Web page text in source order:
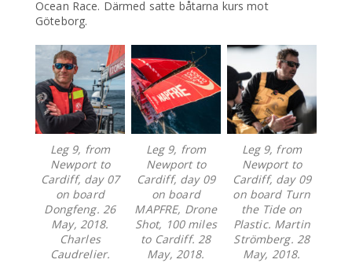
Ocean Race. Därmed satte båtarna kurs mot
Göteborg.
Leg 9, from
Newport to
Cardiff, day 07
on board
Dongfeng. 26
May, 2018.
Charles
Caudrelier.
Leg 9, from
Newport to
Cardiff, day 09
on board
MAPFRE, Drone
Shot, 100 miles
to Cardiff. 28
May, 2018.
Leg 9, from
Newport to
Cardiff, day 09
on board Turn
the Tide on
Plastic. Martin
Strömberg. 28
May, 2018.